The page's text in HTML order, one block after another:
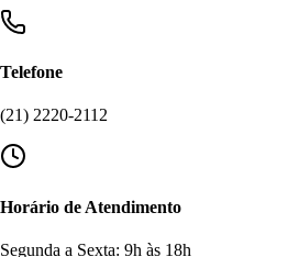
Telefone
(21) 2220-2112
Horário de Atendimento
Segunda a Sexta: 9h às 18h